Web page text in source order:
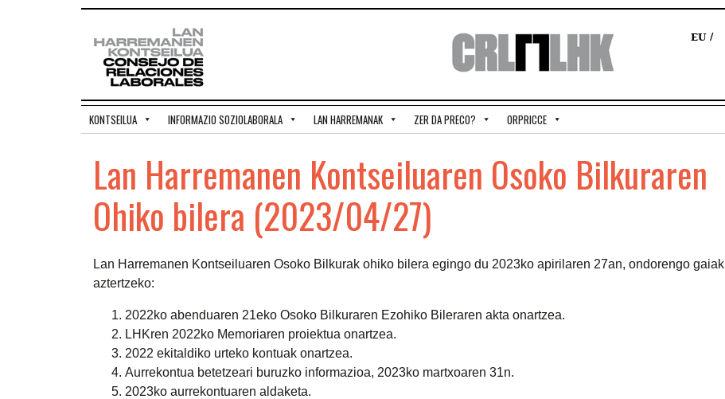
EU
KONTSEILUA INFORMAZIO SOZIOLABORALA LAN HARREMANAK ZER DA PRECO? ORPRICCE
Lan Harremanen Kontseiluaren Osoko Bilkuraren
Ohiko bilera (2023/04/27)
Lan Harremanen Kontseiluaren Osoko Bilkurak ohiko bilera egingo du 2023ko apirilaren 27an, ondorengo gaiak
aztertzeko:
2022ko abenduaren 21eko Osoko Bilkuraren Ezohiko Bileraren akta onartzea.
LHKren 2022ko Memoriaren proiektua onartzea.
2022 ekitaldiko urteko kontuak onartzea.
Aurrekontua betetzeari buruzko informazioa, 2023ko martxoaren 31n.
2023ko aurrekontuaren aldaketa.